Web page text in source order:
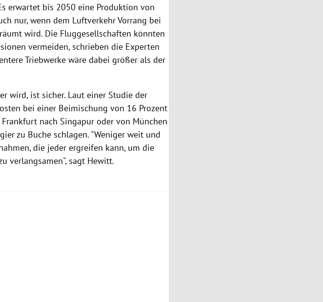
erwartet bis 2050 eine Produktion von
nur, wenn dem Luftverkehr Vorrang bei
wird. Die Fluggesellschaften könnten
vermeiden, schrieben die Experten
Triebwerke wäre dabei größer als der
wird, ist sicher. Laut einer Studie der
bei einer Beimischung von 16 Prozent
nach Singapur oder von München
zu Buche schlagen. "Weniger weit und
die jeder ergreifen kann, um die
verlangsamen", sagt Hewitt.